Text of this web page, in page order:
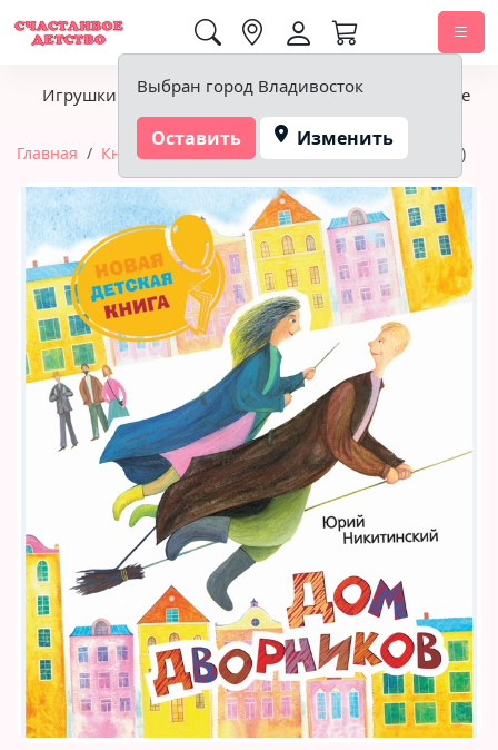
Выбран город Владивосток
Оставить Изменить
Игрушки Детское питание Подгузники, гигиена
Главная Книги Никитинский Ю. Дом дворников (НДК)